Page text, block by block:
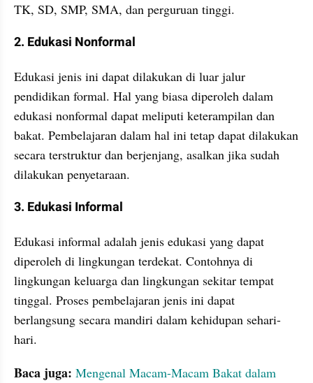
TK, SD, SMP, SMA, dan perguruan tinggi.
2. Edukasi Nonformal
Edukasi jenis ini dapat dilakukan di luar jalur
pendidikan formal. Hal yang biasa diperoleh dalam
edukasi nonformal dapat meliputi keterampilan dan
bakat. Pembelajaran dalam hal ini tetap dapat dilakukan
secara terstruktur dan berjenjang, asalkan jika sudah
dilakukan penyetaraan.
3. Edukasi Informal
Edukasi informal adalah jenis edukasi yang dapat
diperoleh di lingkungan terdekat. Contohnya di
lingkungan keluarga dan lingkungan sekitar tempat
tinggal. Proses pembelajaran jenis ini dapat
berlangsung secara mandiri dalam kehidupan sehari-
hari.
Baca juga: Mengenal Macam-Macam Bakat dalam